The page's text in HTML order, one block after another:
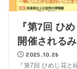
『第7回 ひ
開催される
2025.10.26
『第7回 ひめじ花